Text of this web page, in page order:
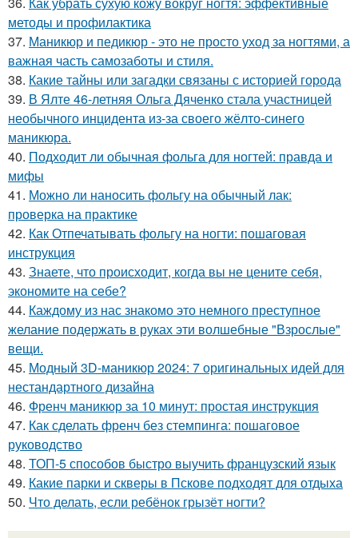
методы и профилактика
37. Маникюр и педикюр - это не просто уход за ногтями, а
важная часть самозаботы и стиля.
38. Какие тайны или загадки связаны с историей города
39. В Ялте 46-летняя Ольга Дяченко стала участницей
необычного инцидента из-за своего жёлто-синего
маникюра.
40. Подходит ли обычная фольга для ногтей: правда и
мифы
41. Можно ли наносить фольгу на обычный лак:
проверка на практике
42. Как Отпечатывать фольгу на ногти: пошаговая
инструкция
43. Знаете, что происходит, когда вы не цените себя,
экономите на себе?
44. Каждому из нас знакомо это немного преступное
желание подержать в руках эти волшебные "Взрослые"
вещи.
45. Модный 3D-маникюр 2024: 7 оригинальных идей для
нестандартного дизайна
46. Френч маникюр за 10 минут: простая инструкция
47. Как сделать френч без стемпинга: пошаговое
руководство
48. ТОП-5 способов быстро выучить французский язык
49. Какие парки и скверы в Пскове подходят для отдыха
50. Что делать, если ребёнок грызёт ногти?